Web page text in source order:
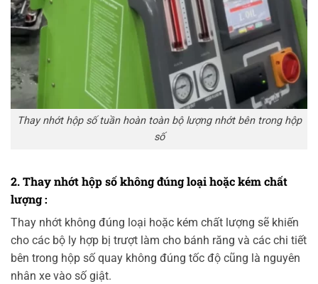
Thay nhớt hộp số tuần hoàn toàn bộ lượng nhớt bên trong hộp
số
2. Thay nhớt hộp số không đúng loại hoặc kém chất
lượng :
Thay nhớt không đúng loại hoặc kém chất lượng sẽ khiến
cho các bộ ly hợp bị trượt làm cho bánh răng và các chi tiết
bên trong hộp số quay không đúng tốc độ cũng là nguyên
nhân xe vào số giật.